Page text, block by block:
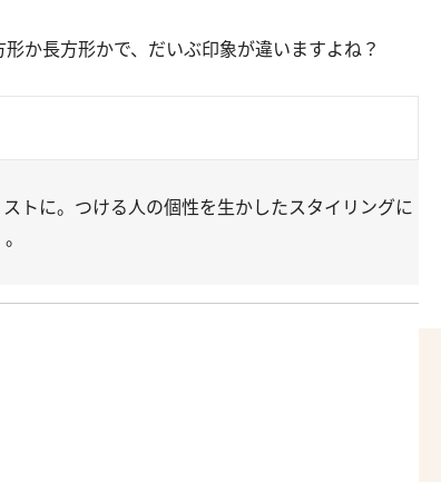
か長方形かで、だいぶ印象が違いますよね？
トに。つける人の個性を生かしたスタイリングに